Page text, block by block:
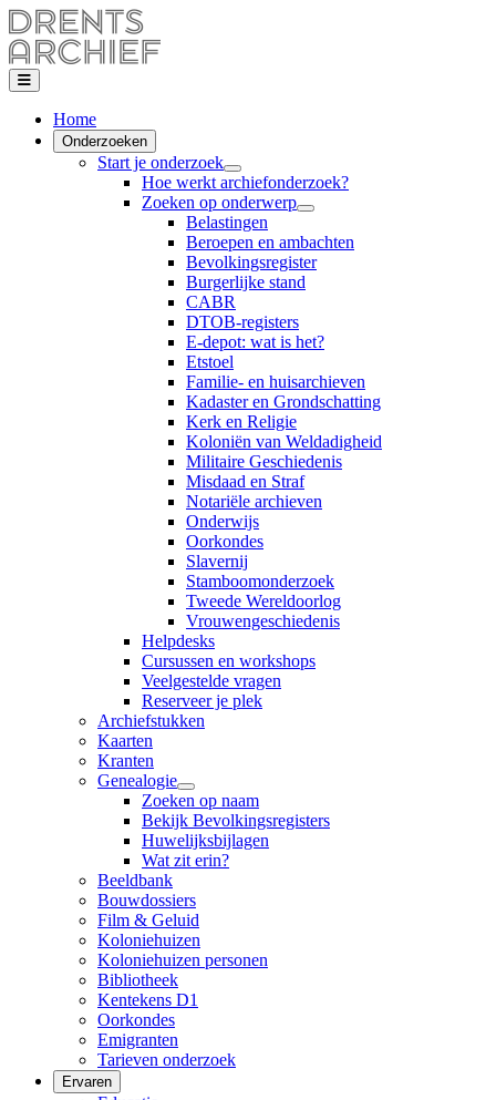
Home
Onderzoeken
Start je onderzoek
Hoe werkt archiefonderzoek?
Zoeken op onderwerp
Belastingen
Beroepen en ambachten
Bevolkingsregister
Burgerlijke stand
CABR
DTOB-registers
E-depot: wat is het?
Etstoel
Familie- en huisarchieven
Kadaster en Grondschatting
Kerk en Religie
Koloniën van Weldadigheid
Militaire Geschiedenis
Misdaad en Straf
Notariële archieven
Onderwijs
Oorkondes
Slavernij
Stamboomonderzoek
Tweede Wereldoorlog
Vrouwengeschiedenis
Helpdesks
Cursussen en workshops
Veelgestelde vragen
Reserveer je plek
Archiefstukken
Kaarten
Kranten
Genealogie
Zoeken op naam
Bekijk Bevolkingsregisters
Huwelijksbijlagen
Wat zit erin?
Beeldbank
Bouwdossiers
Film & Geluid
Koloniehuizen
Koloniehuizen personen
Bibliotheek
Kentekens D1
Oorkondes
Emigranten
Tarieven onderzoek
Ervaren